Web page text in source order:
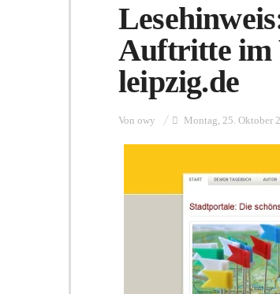
Auftritte im
leipzig.de
Von owy Montag, 25. Oktober